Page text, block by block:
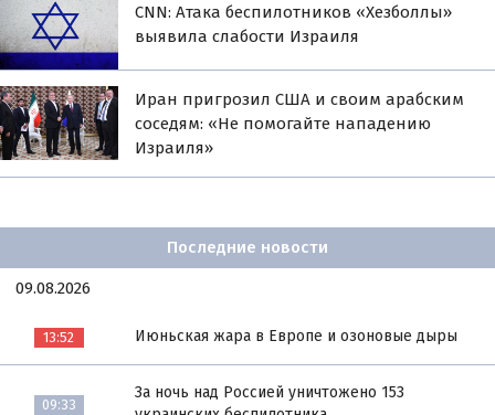
CNN: Атака беспилотников «Хезболлы»
выявила слабости Израиля
Иран пригрозил США и своим арабским
соседям: «Не помогайте нападению
Израиля»
Последние новости
09.08.2026
13:52 Июньская жара в Европе и озоновые дыры
09:33
За ночь над Россией уничтожено 153